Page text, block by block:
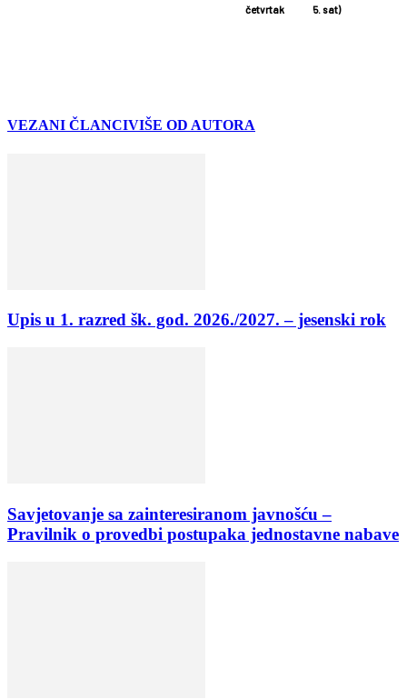
četvrtak 5. sat)
VEZANI ČLANCIVIŠE OD AUTORA
Upis u 1. razred šk. god. 2026./2027. – jesenski rok
Savjetovanje sa zainteresiranom javnošću –
Pravilnik o provedbi postupaka jednostavne nabave